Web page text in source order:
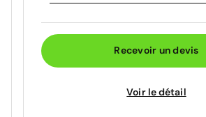
Recevoir un devis
Voir le détail